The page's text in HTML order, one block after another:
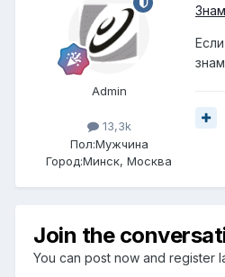
Admin
13,3k
Пол:Мужчина
Город:Минск, Москва
Join the
You can post now and register